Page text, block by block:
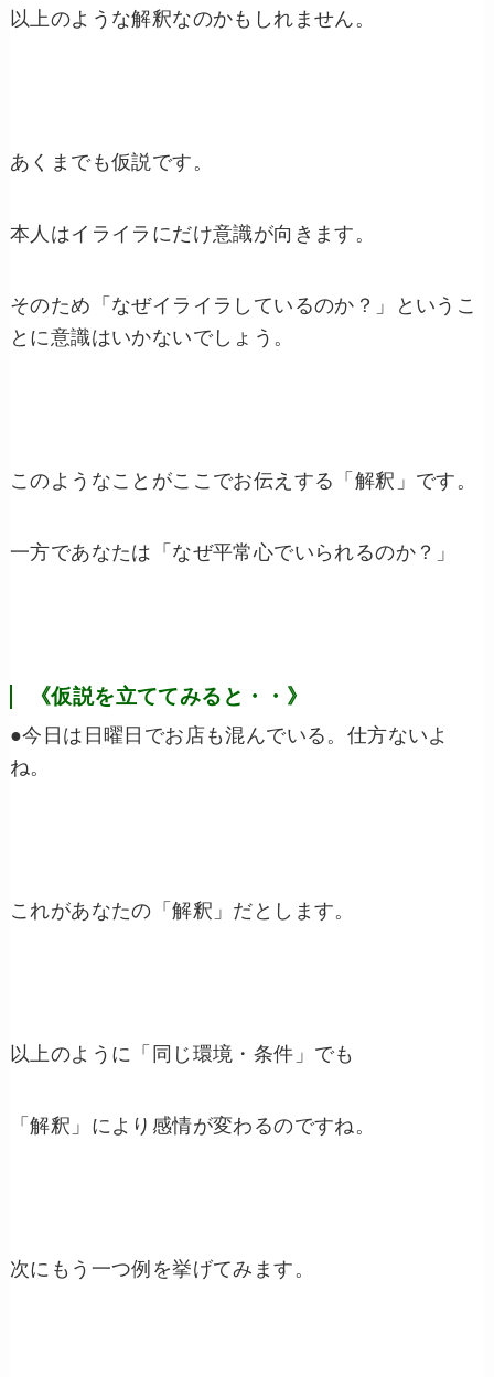
以上のような解釈なのかもしれません。
あくまでも仮説です。
本人はイライラにだけ意識が向きます。
そのため「なぜイライラしているのか？」というこ
とに意識はいかないでしょう。
このようなことがここでお伝えする「解釈」です。
一方であなたは「なぜ平常心でいられるのか？」
《仮説を立ててみると・・》
●今日は日曜日でお店も混んでいる。仕方ないよ
ね。
これがあなたの「解釈」だとします。
以上のように「同じ環境・条件」でも
「解釈」により感情が変わるのですね。
次にもう一つ例を挙げてみます。